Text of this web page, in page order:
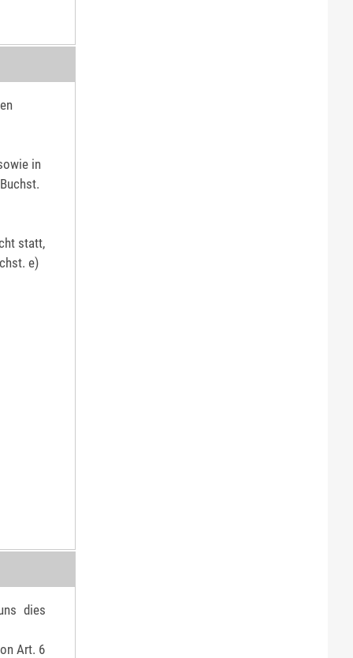
in
statt,
e)
dies
Art. 6